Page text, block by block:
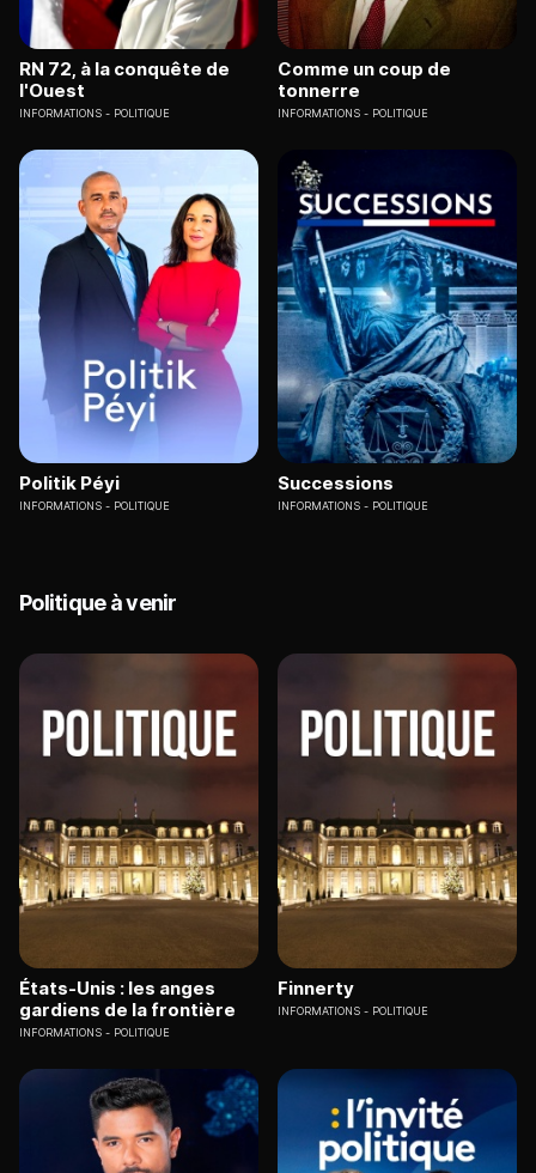
RN 72, à la conquête de
l'Ouest
INFORMATIONS POLITIQUE
Comme un coup de
tonnerre
INFORMATIONS POLITIQUE
Politik Péyi
INFORMATIONS POLITIQUE
Successions
INFORMATIONS POLITIQUE
Politique à venir
États-Unis : les anges
gardiens de la frontière
INFORMATIONS POLITIQUE
Finnerty
INFORMATIONS POLITIQUE